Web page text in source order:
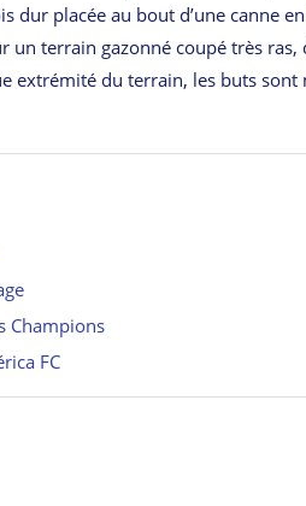
dur placée au bout d’une canne
un terrain gazonné coupé très
extrémité du terrain, les buts
Champions
FC